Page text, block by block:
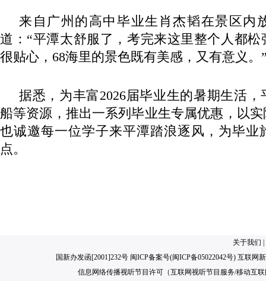
来自广州的高中毕业生肖杰韬在景区内
道：“平潭太舒服了，考完来这里整个人都
很贴心，68海里的景色既有美感，又有意义。
据悉，为丰富2026届毕业生的暑期生活
船等资源，推出一系列毕业生专属优惠，以
也诚邀每一位学子来平潭踏浪逐风，为毕业
点。
关于我们
国新办发函[2001]232号 闽ICP备案号(闽ICP备05022042号) 互联网
信息网络传播视听节目许可（互联网视听节目服务/移动互